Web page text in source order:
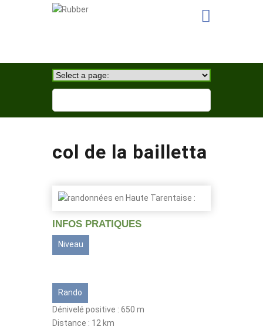
col de la bailletta
INFOS PRATIQUES
Niveau
Rando
Dénivelé positive : 650 m
Distance : 12 km